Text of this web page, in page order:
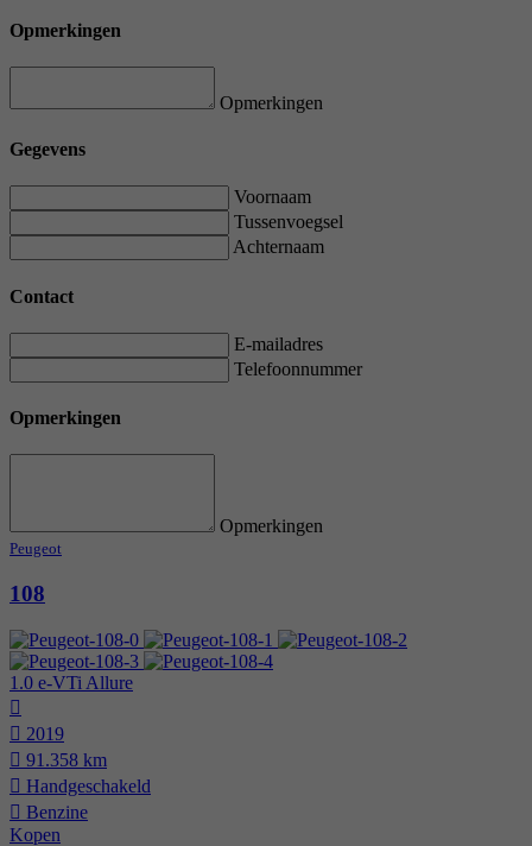
Opmerkingen
Opmerkingen
Gegevens
Voornaam
Tussenvoegsel
Achternaam
Contact
E-mailadres
Telefoonnummer
Opmerkingen
Opmerkingen
Peugeot
108
1.0 e-VTi Allure
2019
91.358 km
Hand­geschakeld
Benzine
Kopen